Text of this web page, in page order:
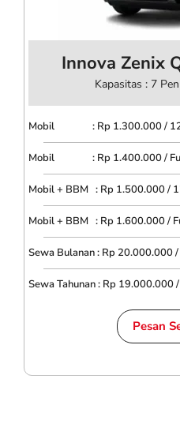
Innova Zenix
Kapasitas : 7
Mobil : Rp 1.300.000 / 12
Mobil : Rp 1.400.000 /
Mobil + BBM : Rp 1.500.000 /
Mobil + BBM : Rp 1.600.000 /
Sewa Bulanan : Rp 20.000.000
Sewa Tahunan : Rp 19.000.000
Pesan